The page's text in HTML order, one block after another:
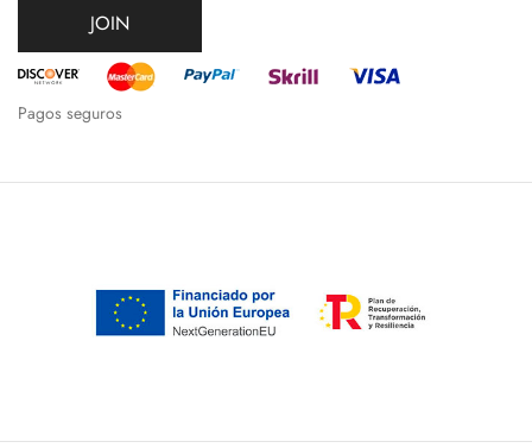
JOIN
Pagos seguros